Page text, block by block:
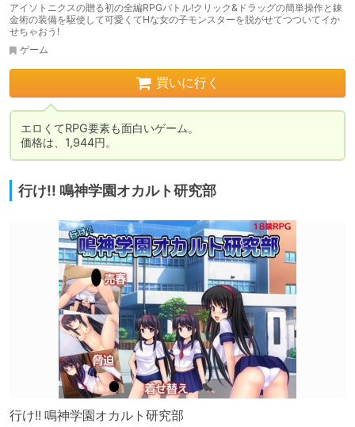
アイソトニクスの贈る初の全編RPGバトル!クリック&ドラッグの簡単操作と錬
金術の装備を駆使して可愛くてHな女の子モンスターを脱がせてつついてイか
せちゃおう!
ゲーム
買いに行く
エロくてRPG要素も面白いゲーム。
価格は、1,944円。
行け!! 鳴神学園オカルト研究部
行け!! 鳴神学園オカルト研究部